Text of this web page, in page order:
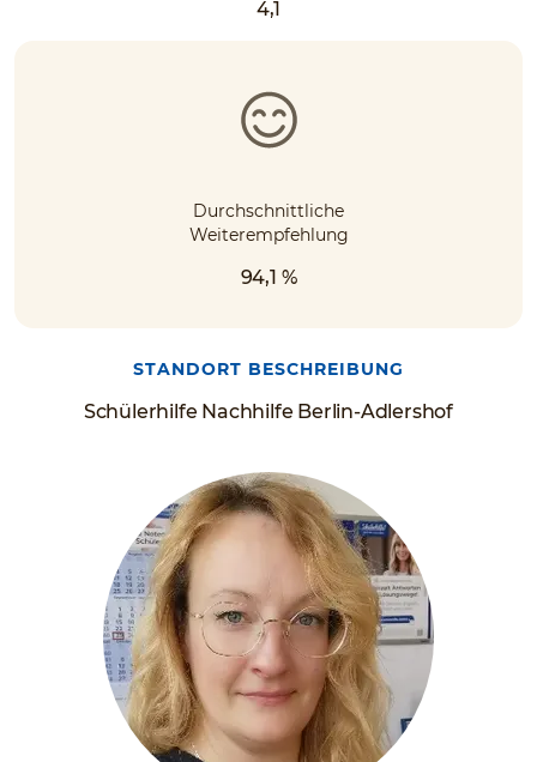
4,1
Durchschnittliche
Weiterempfehlung
94,1 %
Schülerhilfe Nachhilfe Berlin-Adlershof
STANDORT BESCHREIBUNG